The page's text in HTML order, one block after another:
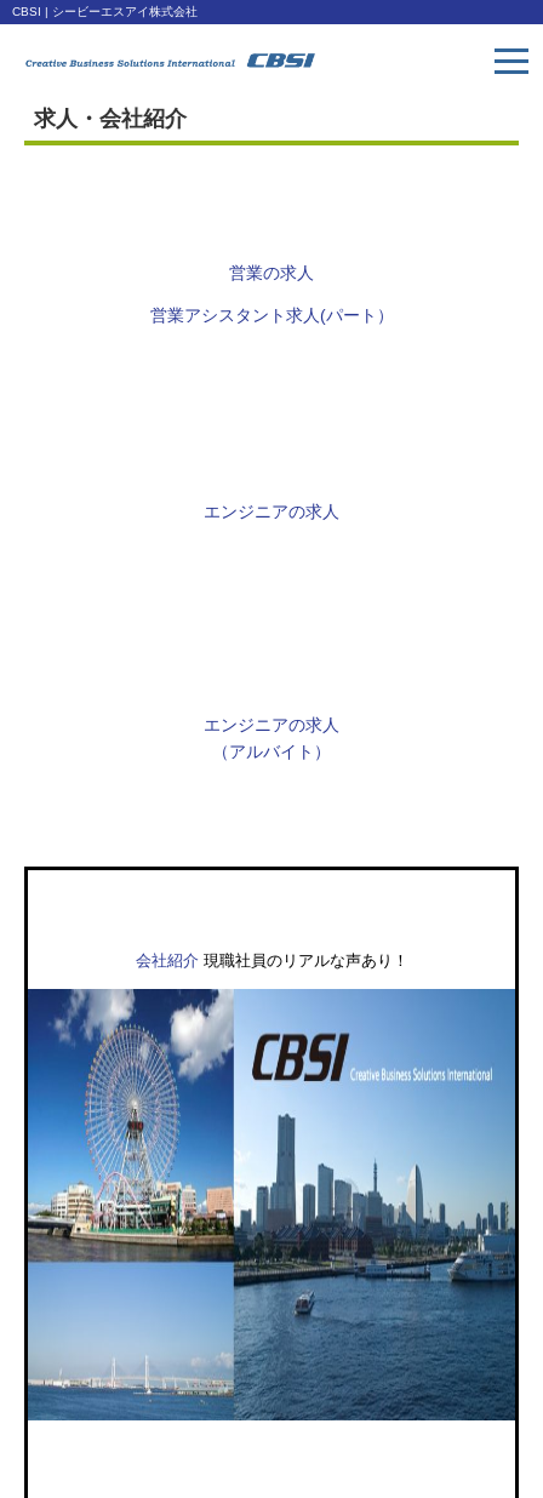
CBSI | シービーエスアイ株式会社
Company
求人・会社紹介
営業の求人
営業アシスタント求人(パート）
エンジニアの求人
エンジニアの求人
（アルバイト）
会社紹介現職社員のリアルな声あり！